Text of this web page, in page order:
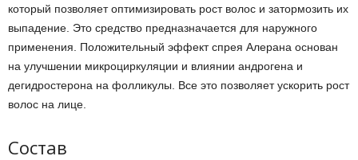
который позволяет оптимизировать рост волос и затормозить их
выпадение. Это средство предназначается для наружного
применения. Положительный эффект спрея Алерана основан
на улучшении микроциркуляции и влиянии андрогена и
дегидростерона на фолликулы. Все это позволяет ускорить рост
волос на лице.
Состав